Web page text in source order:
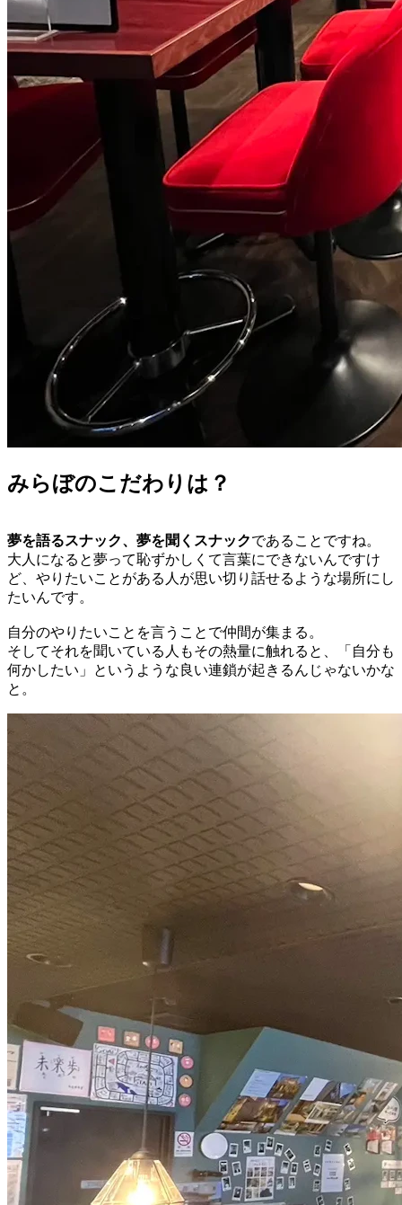
みらぼのこだわりは？
夢を語るスナック、夢を聞くスナックであることですね。
大人になると夢って恥ずかしくて言葉にできないんですけ
ど、やりたいことがある人が思い切り話せるような場所にし
たいんです。
自分のやりたいことを言うことで仲間が集まる。
そしてそれを聞いている人もその熱量に触れると、「自分も
何かしたい」というような良い連鎖が起きるんじゃないかな
と。